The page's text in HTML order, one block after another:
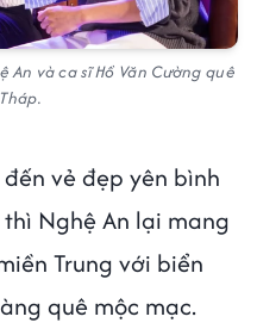
An và ca sĩ Hồ Văn Cường quê
vẻ đẹp yên bình
Nghệ An lại mang
Trung với biển
quê mộc mạc.